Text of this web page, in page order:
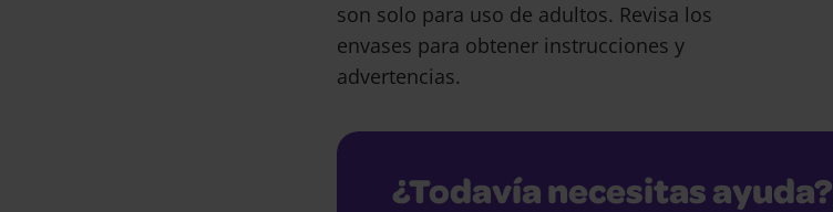
son solo para uso de adultos. Revisa los
envases para obtener instrucciones y
advertencias.
¿Todavía necesitas ayuda?